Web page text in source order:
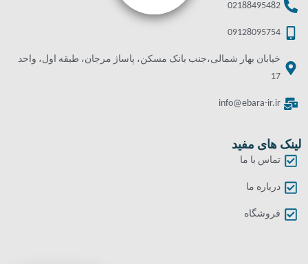
02188495482
09128095754
خیابان بهار شمالی،جنب بانک مسکن، پاساژ مرجان، طبقه اول، واحد
17
info@ebara-ir.ir
لینک های مفید
تماس با ما
درباره ما
فروشگاه